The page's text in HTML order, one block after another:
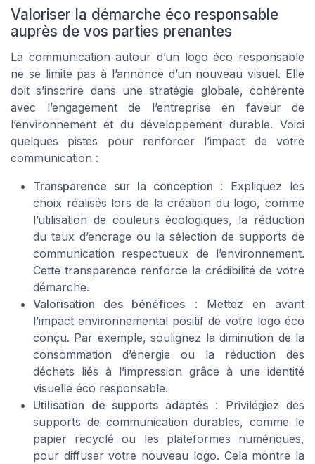
Valoriser la démarche éco responsable
auprès de vos parties prenantes
La communication autour d’un logo éco responsable
ne se limite pas à l’annonce d’un nouveau visuel. Elle
doit s’inscrire dans une stratégie globale, cohérente
avec l’engagement de l’entreprise en faveur de
l’environnement et du développement durable. Voici
quelques pistes pour renforcer l’impact de votre
communication :
Transparence sur la conception : Expliquez les
choix réalisés lors de la création du logo, comme
l’utilisation de couleurs écologiques, la réduction
du taux d’encrage ou la sélection de supports de
communication respectueux de l’environnement.
Cette transparence renforce la crédibilité de votre
démarche.
Valorisation des bénéfices : Mettez en avant
l’impact environnemental positif de votre logo éco
conçu. Par exemple, soulignez la diminution de la
consommation d’énergie ou la réduction des
déchets liés à l’impression grâce à une identité
visuelle éco responsable.
Utilisation de supports adaptés: Privilégiez des
supports de communication durables, comme le
papier recyclé ou les plateformes numériques,
pour diffuser votre nouveau logo. Cela montre la